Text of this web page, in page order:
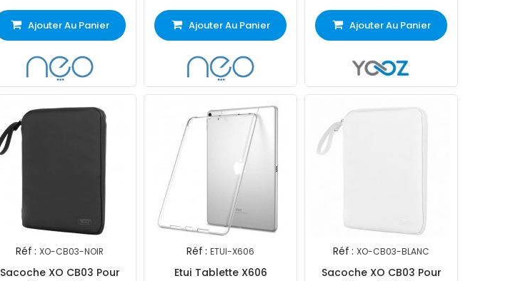
Ajouter Au Panier Ajouter Au Panier Ajouter Au Panier
Réf : XO-CB03-NOIR
Sacoche XO CB03 Pour
Réf : ETUI-X606
Etui Tablette X606
Réf : XO-CB03-BLANC
Sacoche XO CB03 Pour